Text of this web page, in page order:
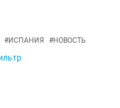
#ИСПАНИЯ #НОВОСТЬ